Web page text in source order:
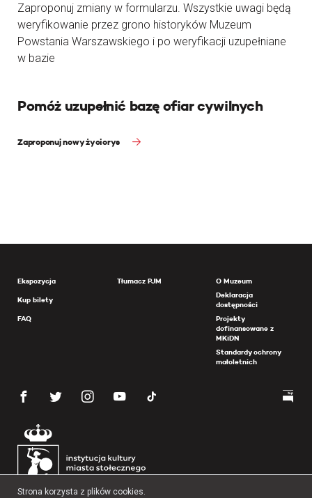
Zaproponuj zmiany w formularzu. Wszystkie uwagi będą
weryfikowanie przez grono historyków Muzeum
Powstania Warszawskiego i po weryfikacji uzupełniane
w bazie
Pomóż uzupełnić bazę ofiar cywilnych
Zaproponuj nowy życiorys
Ekspozycja
Kup bilety
FAQ
Tłumacz PJM
O Muzeum
Deklaracja
dostępności
Projekty
dofinansowane z
MKiDN
Standardy ochrony
małoletnich
Strona korzysta z plików cookies.